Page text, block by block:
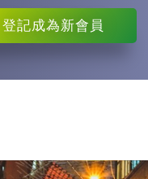
登記成為新會員